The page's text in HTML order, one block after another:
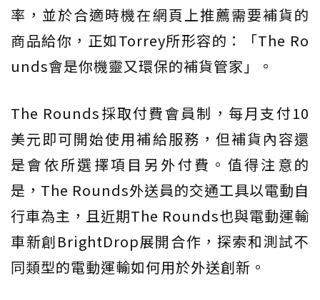
率，並於合適時機在網頁上推薦需要補貨的
商品給你，正如Torrey所形容的：「The Ro
unds會是你機靈又環保的補貨管家」。
The Rounds採取付費會員制，每月支付10
美元即可開始使用補給服務，但補貨內容還
是會依所選擇項目另外付費。值得注意的
是，The Rounds外送員的交通工具以電動自
行車為主，且近期The Rounds也與電動運輸
車新創BrightDrop展開合作，探索和測試不
同類型的電動運輸如何用於外送創新。